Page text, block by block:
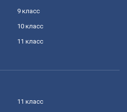
9 класс
10 класс
11 класс
11 класс